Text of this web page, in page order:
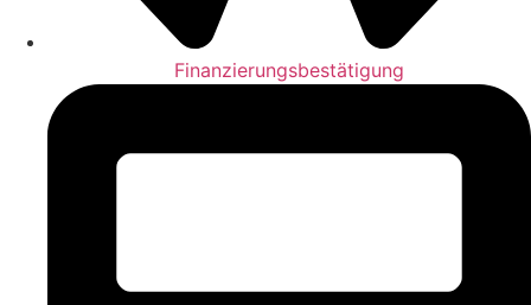
Finanzierungsbestätigung